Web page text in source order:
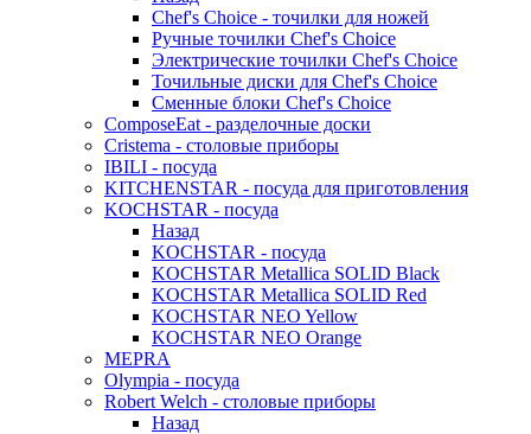
Chef's Choice - точилки для ножей
Ручные точилки Chef's Choice
Электрические точилки Chef's Choice
Точильные диски для Chef's Choice
Сменные блоки Chef's Choice
ComposeEat - разделочные доски
Cristema - столовые приборы
IBILI - посуда
KITCHENSTAR - посуда для приготовления
KOCHSTAR - посуда
Назад
KOCHSTAR - посуда
KOCHSTAR Metallica SOLID Black
KOCHSTAR Metallica SOLID Red
KOCHSTAR NEO Yellow
KOCHSTAR NEO Orange
MEPRA
Olympia - посуда
Robert Welch - столовые приборы
Назад